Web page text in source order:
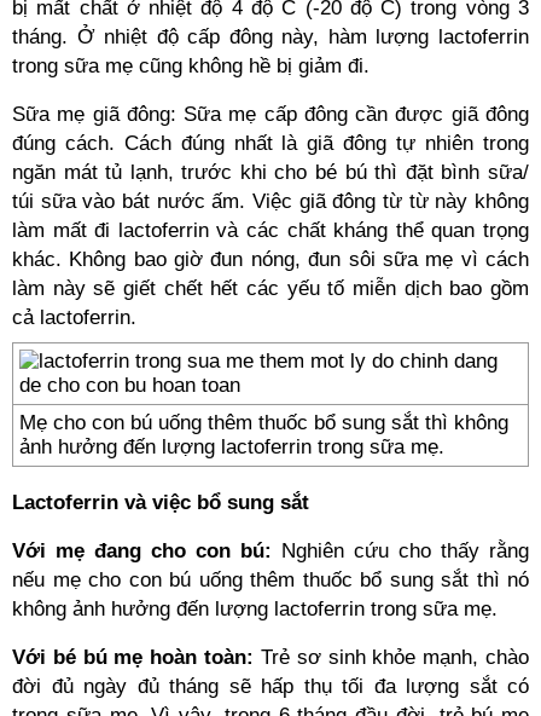
bị mất chất ở nhiệt độ 4 độ C (-20 độ C) trong vòng 3
tháng. Ở nhiệt độ cấp đông này, hàm lượng lactoferrin
trong sữa mẹ cũng không hề bị giảm đi.
Sữa mẹ giã đông: Sữa mẹ cấp đông cần được giã đông
đúng cách. Cách đúng nhất là giã đông tự nhiên trong
ngăn mát tủ lạnh, trước khi cho bé bú thì đặt bình sữa/
túi sữa vào bát nước ấm. Việc giã đông từ từ này không
làm mất đi lactoferrin và các chất kháng thể quan trọng
khác. Không bao giờ đun nóng, đun sôi sữa mẹ vì cách
làm này sẽ giết chết hết các yếu tố miễn dịch bao gồm
cả lactoferrin.
Mẹ cho con bú uống thêm thuốc bổ sung sắt thì không
ảnh hưởng đến lượng lactoferrin trong sữa mẹ.
Lactoferrin và việc bổ sung sắt
Với mẹ đang cho con bú: Nghiên cứu cho thấy rằng
nếu mẹ cho con bú uống thêm thuốc bổ sung sắt thì nó
không ảnh hưởng đến lượng lactoferrin trong sữa mẹ.
Với bé bú mẹ hoàn toàn: Trẻ sơ sinh khỏe mạnh, chào
đời đủ ngày đủ tháng sẽ hấp thụ tối đa lượng sắt có